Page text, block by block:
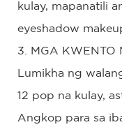
kulay, mapanatili
eyeshadow
3. MGA KWENTO
Lumikha ng
12 pop na kulay,
Angkop para sa